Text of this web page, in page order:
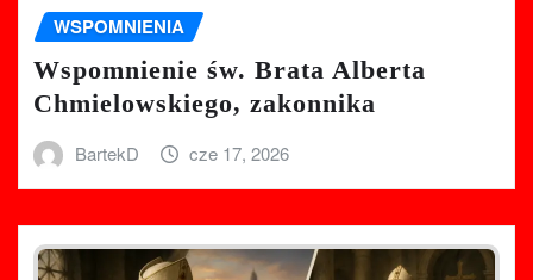
WSPOMNIENIA
Wspomnienie św. Brata Alberta
Chmielowskiego, zakonnika
BartekD cze 17, 2026